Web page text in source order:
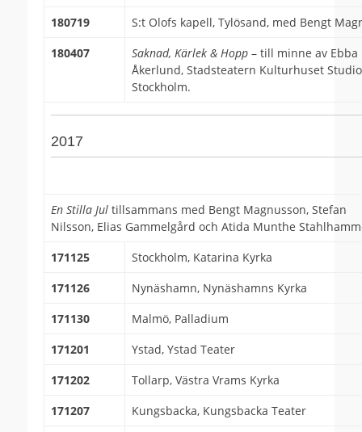
180719
S:t Olofs kapell, Tylösand, med Bengt
180407
Saknad, Kärlek & Hopp – till minne av Ebba
Åkerlund, Stadsteatern Kulturhuset
Stockholm.
2017
En Stilla Jul tillsammans med Bengt Magnusson, Stefan
Nilsson, Elias Gammelgård och Atida Munthe
171125
Stockholm, Katarina Kyrka
171126
Nynäshamn, Nynäshamns Kyrka
171130
Malmö, Palladium
171201
Ystad, Ystad Teater
171202
Tollarp, Västra Vrams Kyrka
171207
Kungsbacka, Kungsbacka Teater